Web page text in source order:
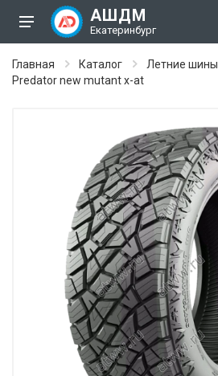
АШДМ
Екатеринбург
Главная Каталог Летние шины
Predator new mutant x-at